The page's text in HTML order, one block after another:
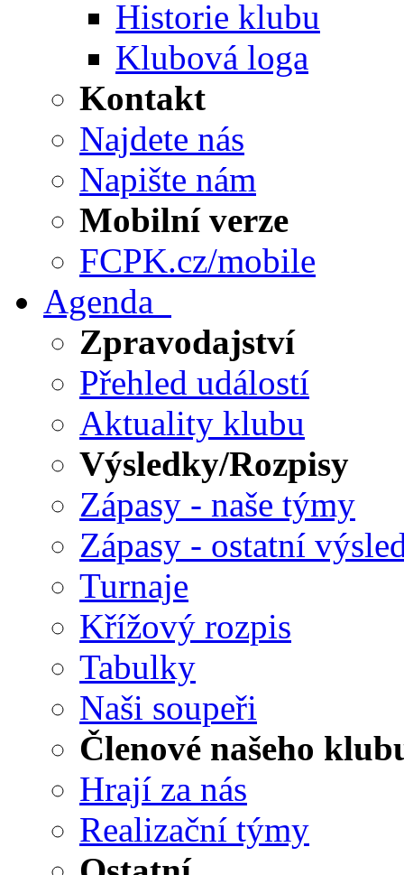
Historie klubu
Klubová loga
Kontakt
Najdete nás
Napište nám
Mobilní verze
FCPK.cz/mobile
Agenda
Zpravodajství
Přehled událostí
Aktuality klubu
Výsledky/Rozpisy
Zápasy - naše týmy
Zápasy - ostatní
Turnaje
Křížový rozpis
Tabulky
Naši soupeři
Členové našeho
Hrají za nás
Realizační týmy